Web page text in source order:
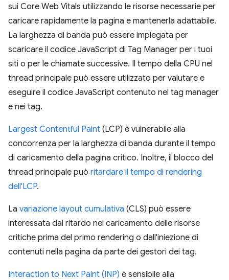
sui Core Web Vitals utilizzando le risorse necessarie per
caricare rapidamente la pagina e mantenerla adattabile.
La larghezza di banda può essere impiegata per
scaricare il codice JavaScript di Tag Manager per i tuoi
siti o per le chiamate successive. Il tempo della CPU nel
thread principale può essere utilizzato per valutare e
eseguire il codice JavaScript contenuto nel tag manager
e nei tag.
Largest Contentful Paint (LCP) è vulnerabile alla
concorrenza per la larghezza di banda durante il tempo
di caricamento della pagina critico. Inoltre, il blocco del
thread principale può ritardare il tempo di rendering
dell'LCP.
La variazione layout cumulativa (CLS) può essere
interessata dal ritardo nel caricamento delle risorse
critiche prima del primo rendering o dall'iniezione di
contenuti nella pagina da parte dei gestori dei tag.
Interaction to Next Paint (INP) è sensibile alla